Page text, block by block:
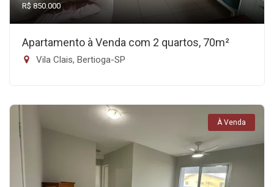
R$ 850.000
Apartamento à Venda com 2 quartos, 70m²
Vila Clais, Bertioga-SP
À Venda